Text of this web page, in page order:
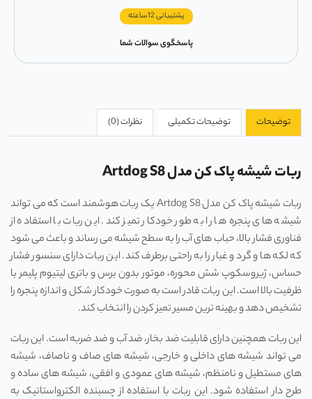
پشتیبانی 12ساعته
پاسخگوی سوالات شما
توضیحات توضیحات تکمیلی نظرات (0)
ربات شیشه پاک کن مدل Artdog S8
ربات شیشه پاک کن مدل Artdog S8 یک ربات هوشمند است که می‌ تواند
شیشه ‌های پنجره‌ ها را به طور خودکار تمیز کند. این ربات با استفاده از
فناوری فشار بالا، حباب ‌های آب را به سطح شیشه می رساند و باعث می‌ شود
که لکه ‌ها و گرد و غبار را به راحتی برطرف کند. این ربات دارای سنسور فشار
حساس، ژیروسکوپ شش محوره، موتور بدون برس و باتری لیتیوم پلیمر با
ظرفیت بالا است. این ربات قادر است به صورت خودکار شکل و اندازه پنجره را
تشخیص دهد و بهینه‌ ترین مسیر تمیز کردن را انتخاب کند.
این ربات همچنین دارای قابلیت ضد بخار، ضد آب و ضد ضربه است. این ربات
می‌ تواند شیشه ‌های داخلی و خارجی، شیشه‌ های صاف و ناصاف، شیشه
‌های مستطیل و نامنظم، شیشه‌ های عمودی و افقی، شیشه‌ های ساده و
طرح دار استفاده شود. این ربات با استفاده از چسبنده الکترواستاتیک به